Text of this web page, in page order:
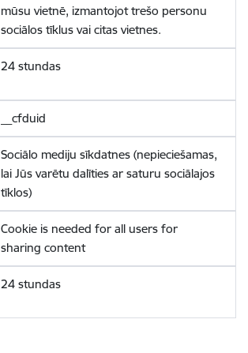
mūsu vietnē, izmantojot trešo personu
sociālos tīklus vai citas vietnes.
24 stundas
__cfduid
Sociālo mediju sīkdatnes (nepieciešamas,
lai Jūs varētu dalīties ar saturu sociālajos
tīklos)
Cookie is needed for all users for
sharing content
24 stundas